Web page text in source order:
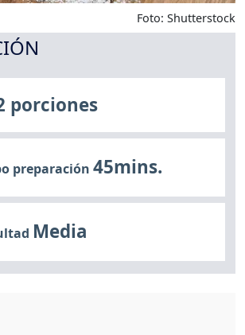
Foto: Shutterstock
porciones
preparación45mins.
Media